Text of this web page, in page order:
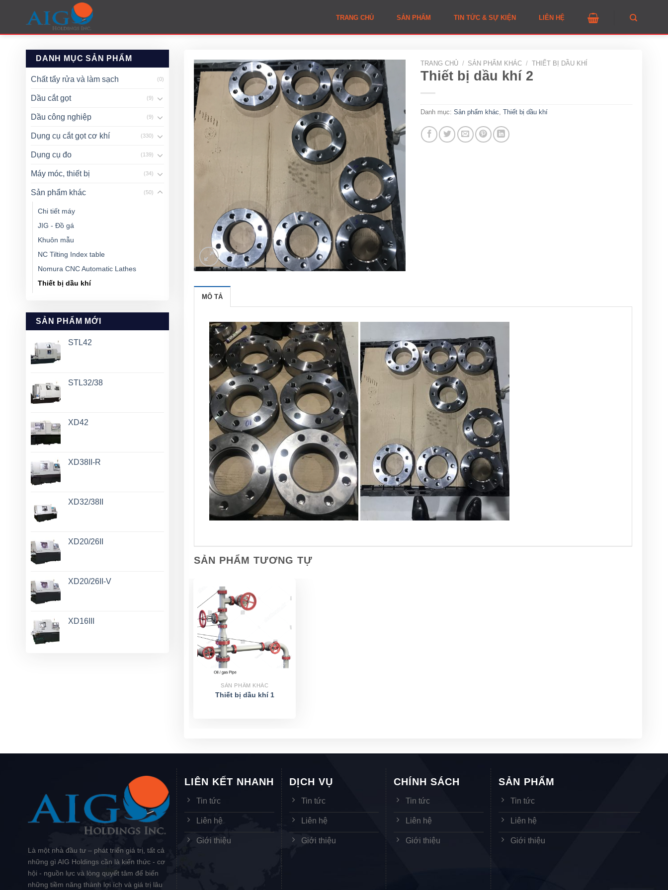
TRANG CHỦ SẢN PHẨM TIN TỨC & SỰ KIỆN LIÊN HỆ
DANH MỤC SẢN PHẨM
Chất tẩy rửa và làm sạch (0)
Dầu cắt gọt (9)
Dầu công nghiệp (9)
Dụng cụ cắt gọt cơ khí (330)
Dụng cụ đo (139)
Máy móc, thiết bị (34)
Sản phẩm khác (50)
Chi tiết máy
JIG - Đồ gá
Khuôn mẫu
NC Tilting Index table
Nomura CNC Automatic Lathes
Thiết bị dầu khí
SẢN PHẨM MỚI
STL42
STL32/38
XD42
XD38II-R
XD32/38II
XD20/26II
XD20/26II-V
XD16III
TRANG CHỦ / SẢN PHẨM KHÁC / THIẾT BỊ DẦU KHÍ
Thiết bị dầu khí 2
Danh mục: Sản phẩm khác Thiết bị dầu khí
MÔ TẢ
SẢN PHẨM TƯƠNG TỰ
SẢN PHẨM KHÁC
Thiết bị dầu khí 1
Là một nhà đầu tư – phát triển giá trị, tất cả
những gì AIG Holdings cần là kiến thức - cơ
hội - nguồn lực và lòng quyết tâm để biến
những tiềm năng thành lợi ích và giá trị lâu
LIÊN KẾT NHANH
Tin tức
Liên hệ
Giới thiệu
DỊCH VỤ
Tin tức
Liên hệ
Giới thiệu
CHÍNH SÁCH
Tin tức
Liên hệ
Giới thiệu
SẢN PHẨM
Tin tức
Liên hệ
Giới thiệu